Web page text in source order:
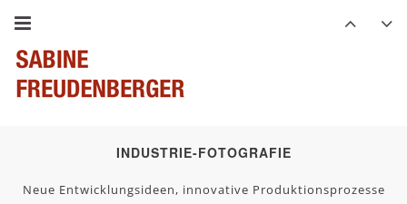
INDUSTRIE-FOTOGRAFIE
Neue Entwicklungsideen, innovative Produktionsprozesse